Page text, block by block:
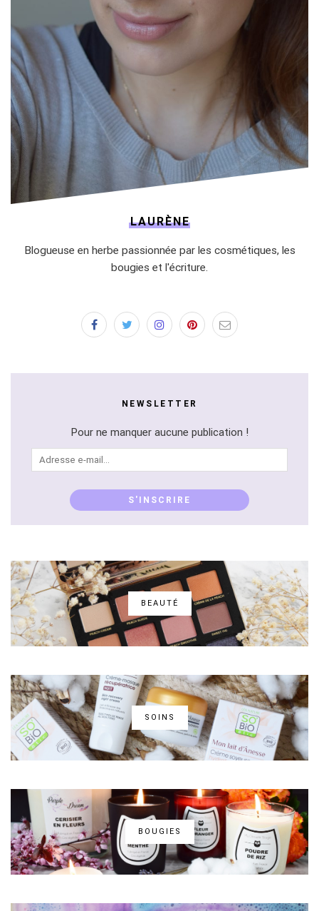
LAURÈNE
Blogueuse en herbe passionnée par les cosmétiques, les
bougies et l'écriture.
NEWSLETTER
Pour ne manquer aucune publication !
Adresse
e-
S'INSCRIRE
BEAUTÉ
SOINS
BOUGIES